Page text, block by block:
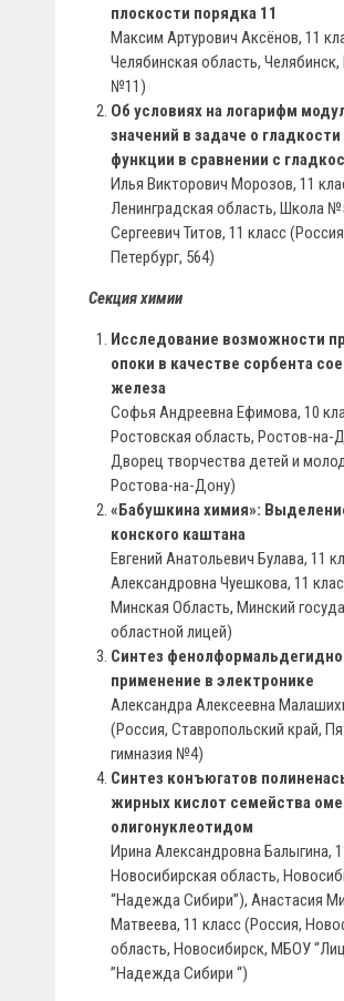
плоскости порядка 11
Максим Артурович Аксёнов, 11
Челябинская область,
№11)
Об условиях на логарифм
значений в задаче о
функции в сравнении с
Илья Викторович Морозов, 11
Ленинградская область, Школа
Сергеевич Титов, 11 класс
Петербург, 564)
Секция химии
Исследование возможности
опоки в качестве сорбента
железа
Софья Андреевна Ефимова, 10
Ростовская область, Ростов-
Дворец творчества детей и
Ростова-на-Дону)
«Бабушкина химия»:
конского каштана
Евгений Анатольевич Булава, 11
Александровна Чуешкова, 11
Минская Область, Минский
областной лицей)
Синтез
применение в электронике
Александра Алексеевна
(Россия, Ставропольский край,
гимназия №4)
Синтез конъюгатов
жирных кислот семейства
олигонуклеотидом
Ирина Александровна Балыгина,
Новосибирская область,
“Надежда Сибири”), Анастасия
Матвеева, 11 класс (Россия,
область, Новосибирск, МБОУ
”Надежда Сибири “)